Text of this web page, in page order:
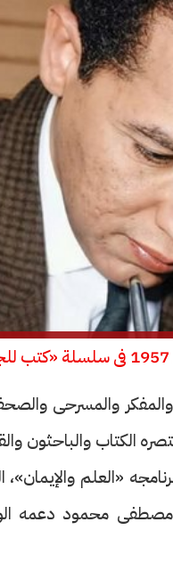
والمسرحى
والباحثون
«العلم
15 مايو 1971، وقدم مصطفى